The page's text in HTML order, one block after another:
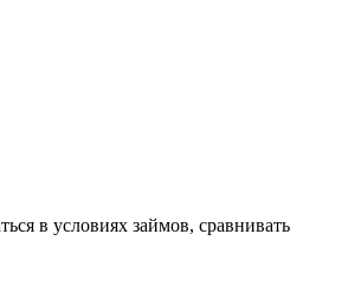
в условиях займов, сравнивать